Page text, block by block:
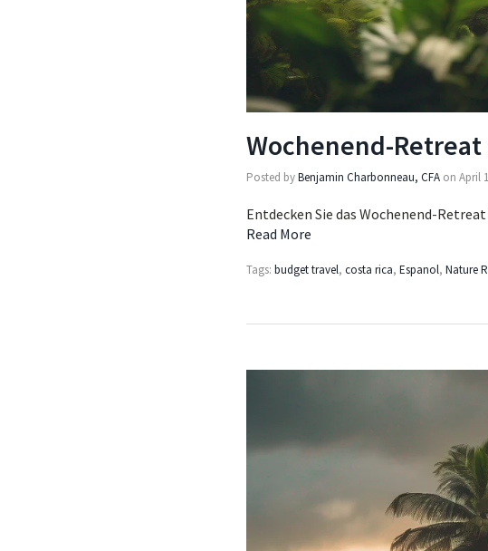
Wochenend-Retreat
Posted byBenjamin Charbonneau, CFA on April
Entdecken Sie das Wochenend-
Read More
Tags: budget travel, costa rica, Espanol, Nature